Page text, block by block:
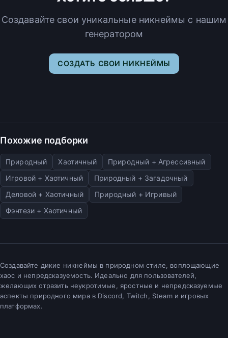
Создавайте свои уникальные никнеймы с нашим
генератором
СОЗДАТЬ СВОИ НИКНЕЙМЫ
Похожие подборки
Природный Хаотичный
Природный + Агрессивный
Игровой + Хаотичный
Природный + Загадочный
Деловой + Хаотичный
Природный + Игривый
Фэнтези + Хаотичный
Создавайте дикие никнеймы в природном стиле, воплощающие
хаос и непредсказуемость. Идеально для пользователей,
желающих отразить неукротимые, яростные и непредсказуемые
аспекты природного мира в Discord, Twitch, Steam и игровых
платформах.